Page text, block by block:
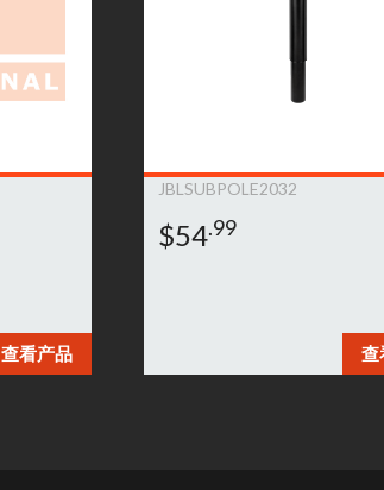
查看产品
JBLSUBPOLE2032
$54.99
查